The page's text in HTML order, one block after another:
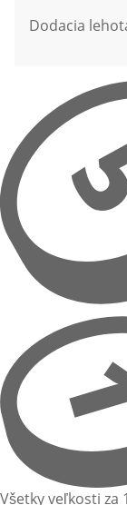
Dodacia
Všetky veľkosti za